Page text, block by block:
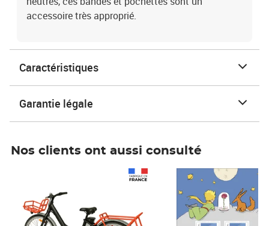
accessoire très approprié.
Caractéristiques
Garantie légale
Nos clients ont aussi consulté
Prix 7,50€